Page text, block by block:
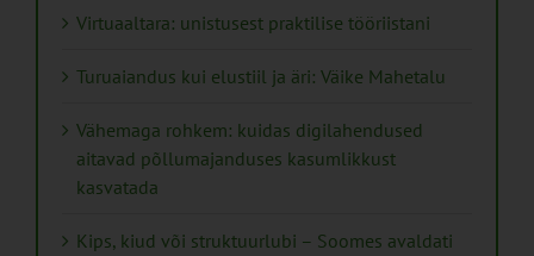
Virtuaaltara: unistusest praktilise tööriistani
Turuaiandus kui elustiil ja äri: Väike Mahetalu
Vähemaga rohkem: kuidas digilahendused
aitavad põllumajanduses kasumlikkust
kasvatada
Kips, kiud või struktuurlubi – Soomes avaldati